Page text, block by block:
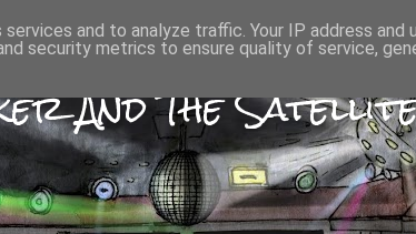
And The
and to analyze traffic. Your IP address and
security metrics to ensure quality of service,